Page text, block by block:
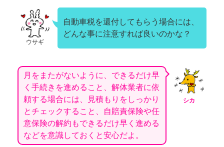
ウサギ
自動車税を還付してもらう場合には、
どんな事に注意すれば良いのかな？
シカ
月をまたがないように、できるだけ早
く手続きを進めること、解体業者に依
頼する場合には、見積もりをしっかり
とチェックすること、自賠責保険や任
意保険の解約もできるだけ早く進める
などを意識しておくと安心だよ。